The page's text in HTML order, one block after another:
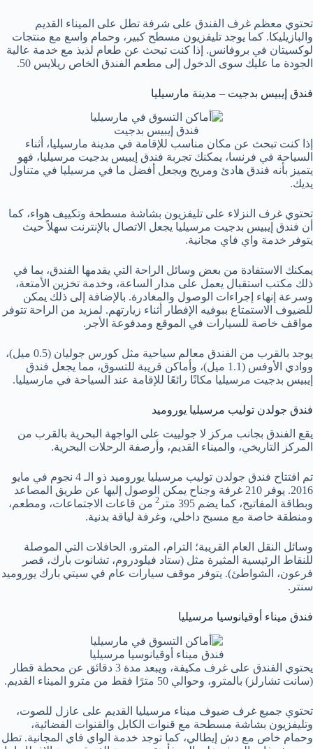
تحتوي معظم غرف الفندق على شرفة تطل على الميناء القديم
والبازيليكا. كما يوجد تليفزيون مسطح كبير، وحمام واسع مع منتجات
لوكسيتان في بروفانس. إذا كنت تبحث عن طعام لذيذ مع خدمة عالية
الجودة ما عليك سوى الدخول إلى مطعم الفندق الخاص ريلايس 50.
فندق إيبيس بدجيت – مدينة مارسيليا
فندق إيبيس بدجيت
إذا كنت تبحث عن مكان مناسب للإقامة في مدينة مارسيليا، أثناء
السياحة في فرنسا، يمكنك تجربة فندق إيبيس بدجيت مرسيليا، فهو
يتميز بأنه فندق هادئ ومريح ويجعل أفضل ما في مرسيليا في متناول
يديك.
تحتوي غرف النزلاء على تليفزيون بشاشة مسطحة وتكييف هواء، كما
أن فندق إيبيس بدجيت مرسيليا يجعل الاتصال بالإنترنت سهلاً حيث
يتوفر خدمة واي فاي مجانية.
يمكنك الاستفادة من بعض وسائل الراحة التي يقدمها الفندق، بما في
ذلك مكتب استقبال يعمل على مدار الساعة، وخدمة تخزين الأمتعة،
وسرعة إنهاء إجراءات الوصول والمغادرة. بالإضافة إلى ذلك يمكن
للضيوف الاستمتاع ببوفيه الإفطار أثناء زيارتهم. لمزيد من الراحة تتوفر
مواقف خاصة للسيارات في الموقع ومدفوعة الأجر.
يوجد بالقرب من الفندق معالم سياحية مثل كورس جوليان (0.5 ميل)،
ووادي الأوفس (1.1 ميل)، وأماكن قريبة للتسوق، مما يجعل فندق
إيبيس بدجيت مرسيليا مكانًا رائعًا للإقامة عند السياحة في مارسيليا.
فندق جولدن توليب مرسيليا يوروميد
يقع الفندق بجانب مركز لا جولييت على الواجهة البحرية بالقرب من
المركز التاريخي، والميناء القديم، وأرصفة الرحلات البحرية.
تم افتتاح فندق جولدن توليب مرسيليا يوروميد ذو الـ 4 نجوم في مايو
2016. يوفر 210 غرفة وجناح يمكن الوصول إليها عن طريق المصاعد
وبطاقة المفاتيح، كما يضم 395 متر
2 من قاعات الاجتماعات، ومطعم،
ومنطقة خاصة مع مسبح داخلي، وغرفة لياقة بدنية.
وسائل النقل العام القريبة؛ الترام، المترو، الحافلات التي الموصلة
للنقاط الرئيسية المثيرة مثل (ستاد فيلودروم، تشانوت بارك، قصر
فرعون، الشواطئ). يتوفر موقف سيارات عام في سيتي بارك يوروميد
سنتر.
فندق ميناء أوقيانوسيا مرسيليا
فندق ميناء أوقيانوسيا مرسيليا
يحتوي الفندق على غرف مكيفة، ويبعد مدة 3 دقائق عن محطة قطار
(سانت تشارلز) بالمترو، وحوالي 50 مترًا فقط من مترو الميناء القديم.
تحتوي جميع غرف ضيوف ميناء مرسيليا القديم على عازل للصوت،
وتليفزيون بشاشة مسطحة مع قنوات الكابل والقنوات الفضائية،
وحمام خاص مع دش إيطالي، كما توجد خدمة الواي فاي المجانية. تطل